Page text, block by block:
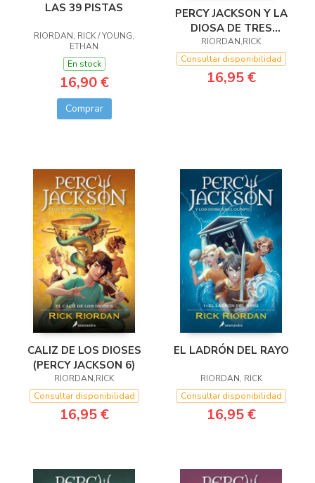
LAS 39 PISTAS
RIORDAN, RICK / YOUNG,
ETHAN
En stock
16,90 €
Comprar
PERCY JACKSON Y LA
DIOSA DE TRES
CABEZAS
RIORDAN,RICK
Consultar disponibilidad
16,95 €
CALIZ DE LOS DIOSES
(PERCY JACKSON 6)
RIORDAN,RICK
Consultar disponibilidad
16,95 €
EL LADRÓN DEL RAYO
RIORDAN, RICK
Consultar disponibilidad
16,95 €